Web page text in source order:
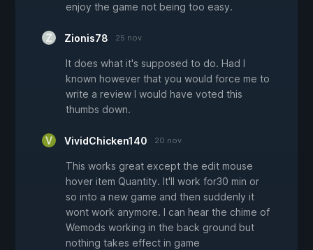
enjoy the game not being too easy.
Zionis78 25 nov
It does what it's supposed to do. Had I
known however that you would force me to
write a review I would have voted this
thumbs down.
VividChicken140 20 nov
This works great except the edit mouse
hover item Quantity. It'll work for30 min or
so into a new game and then suddenly it
wont work anymore. I can hear the chime of
Wemods working in the back ground but
nothing takes effect in game